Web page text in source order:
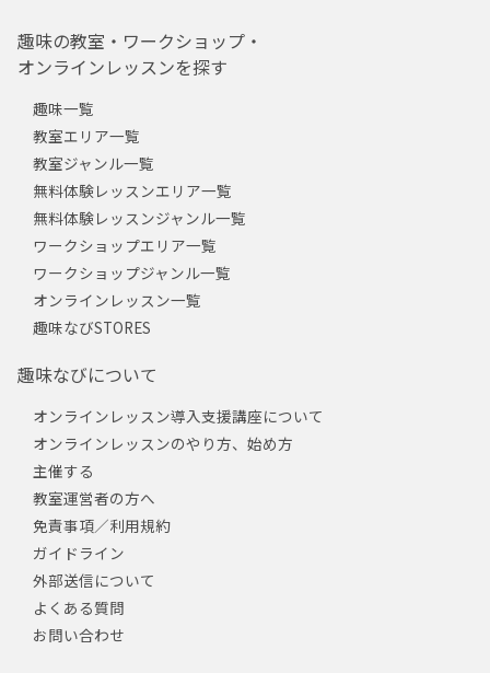
趣味の教室・ワークショップ・
オンラインレッスンを探す
趣味一覧
教室エリア一覧
教室ジャンル一覧
無料体験レッスンエリア一覧
無料体験レッスンジャンル一覧
ワークショップエリア一覧
ワークショップジャンル一覧
オンラインレッスン一覧
趣味なびSTORES
趣味なびについて
オンラインレッスン導入支援講座について
オンラインレッスンのやり方、始め方
主催する
教室運営者の方へ
免責事項／利用規約
ガイドライン
外部送信について
よくある質問
お問い合わせ